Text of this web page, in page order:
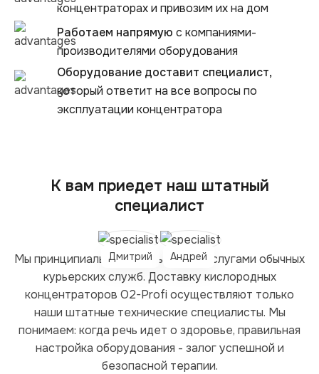
концентраторах и привозим их на дом
Работаем напрямую с компаниями-
производителями оборудования
Оборудование доставит специалист,
который ответит на все вопросы по
эксплуатации концентратора
К вам приедет наш штатный
специалист
Мы принципиально не пользуемся услугами обычных
курьерских служб. Доставку кислородных
концентраторов O2-Profi осуществляют только
наши штатные технические специалисты. Мы
понимаем: когда речь идет о здоровье, правильная
настройка оборудования - залог успешной и
безопасной терапии.
Дмитрий Андрей